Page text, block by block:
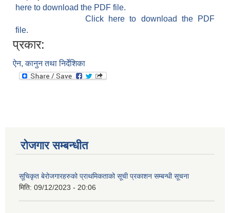
here to download the PDF file.
Click here to download the PDF
file.
प्रकार:
ऐन, कानुन तथा निर्देशिका
रोजगार सम्बन्धीत
सूचिकृत बेरोजगारहरुको प्राथमिकताको सूची प्रकाशन सम्बन्धी सूचना
मिति: 09/12/2023 - 20:06